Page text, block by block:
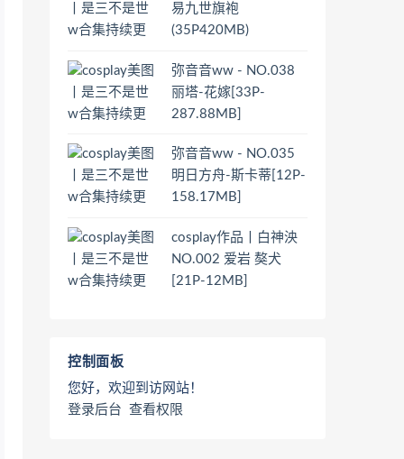
易九世旗袍
(35P420MB)
弥音音ww - NO.038
丽塔-花嫁[33P-
287.88MB]
弥音音ww - NO.035
明日方舟-斯卡蒂[12P-
158.17MB]
cosplay作品丨白神泱
NO.002 爱岩 獒犬
[21P-12MB]
控制面板
您好，欢迎到访网站！
登录后台 查看权限